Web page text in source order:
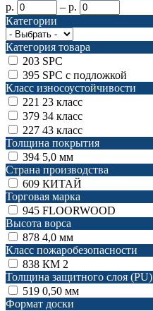
р.
– р.
Категории
Категория товара
203 SPC
395 SPC с подложкой
Класс износоустойчивости
221 23 класс
379 34 класс
227 43 класс
Толщина покрытия
394 5,0 мм
Страна производства
609 КИТАЙ
Торговая марка
945 FLOORWOOD
Высота ворса
878 4,0 мм
Класс пожаробезопасности
838 КМ 2
Толщина защитного слоя (PU)
519 0,50 мм
Формат доски